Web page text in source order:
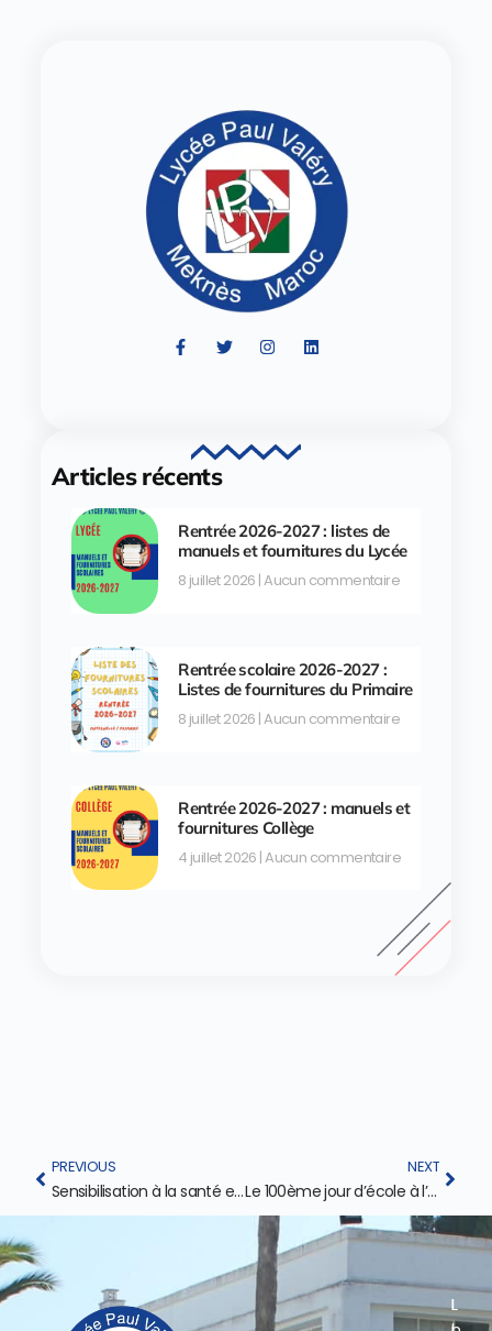
Articles récents
Rentrée 2026-2027 : listes de
manuels et fournitures du Lycée
8 juillet 2026 Aucun commentaire
Rentrée scolaire 2026-2027 :
Listes de fournitures du Primaire
8 juillet 2026 Aucun commentaire
Rentrée 2026-2027 : manuels et
fournitures Collège
4 juillet 2026 Aucun commentaire
PREVIOUS
Sensibilisation à la santé et aux écrans au lycée Paul Valéry !
NEXT
Le 100ème jour d’école à l’école primaire du Lycée Paul Valéry !
L
L
I